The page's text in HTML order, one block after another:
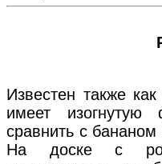
Известен также
имеет
сравнить с
На доске с